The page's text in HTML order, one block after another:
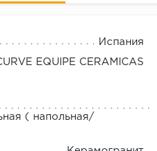
Испания
EQUIPE CERAMICAS
( напольная/
деньгами